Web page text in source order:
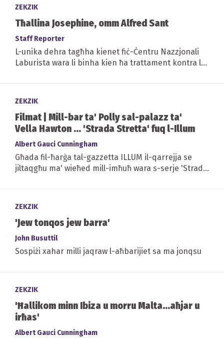
ZEKZIK
Tħallina Josephine, omm Alfred Sant
Staff Reporter
L-unika dehra tagħha kienet fiċ-Ċentru Nazzjonali
Laburista wara li binha kien ħa trattament kontra l-
ZEKZIK
Filmat | Mill-bar ta' Polly sal-palazz ta'
Vella Hawton ... 'Strada Stretta' fuq l-Illum
Albert Gauci Cunningham
Għada fil-ħarġa tal-gazzetta ILLUM il-qarrejja se
jiltaqgħu ma' wieħed mill-imħuħ wara s-serje 'Strada
ZEKZIK
'Jew tonqos jew barra'
John Busuttil
Sospiżi xahar milli jaqraw l-aħbarijiet sa ma jonqsu
ZEKZIK
'Ħallikom minn Ibiza u morru Malta...aħjar u
irħas'
Albert Gauci Cunningham